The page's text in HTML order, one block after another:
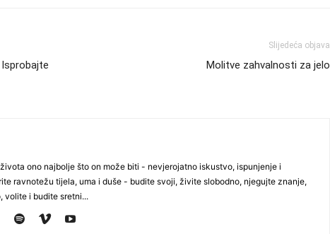
Slijedeća objava
Molitve zahvalnosti za jelo
ono najbolje što on može biti - nevjerojatno iskustvo, ispunjenje i
ravnotežu tijela, uma i duše - budite svoji, živite slobodno, njegujte znanje,
volite i budite sretni...